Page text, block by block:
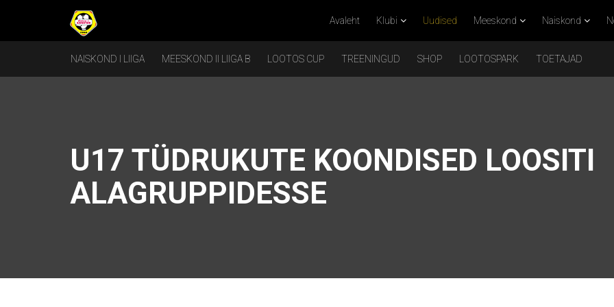
Avaleht Klubi Uudised Meeskond Naiskond
NAISKOND I LIIGA MEESKOND II LIIGA B LOOTOS CUP TREENINGUD SHOP LOOTOSPARK TOETAJAD
U17 TÜDRUKUTE KOONDISED LOOSITI
ALAGRUPPIDESSE